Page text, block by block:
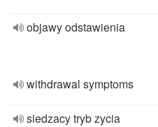
objawy odstawienia
withdrawal symptoms
siedzacy tryb zycia